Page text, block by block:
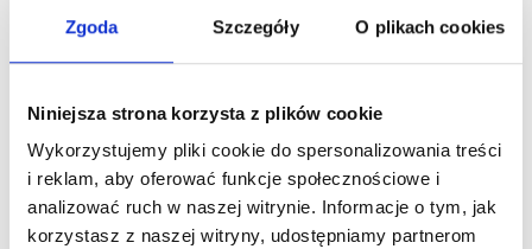
Zgoda Szczegóły O plikach cookies
Niniejsza strona korzysta z plików cookie
Wykorzystujemy pliki cookie do spersonalizowania treści
i reklam, aby oferować funkcje społecznościowe i
analizować ruch w naszej witrynie. Informacje o tym, jak
korzystasz z naszej witryny, udostępniamy partnerom